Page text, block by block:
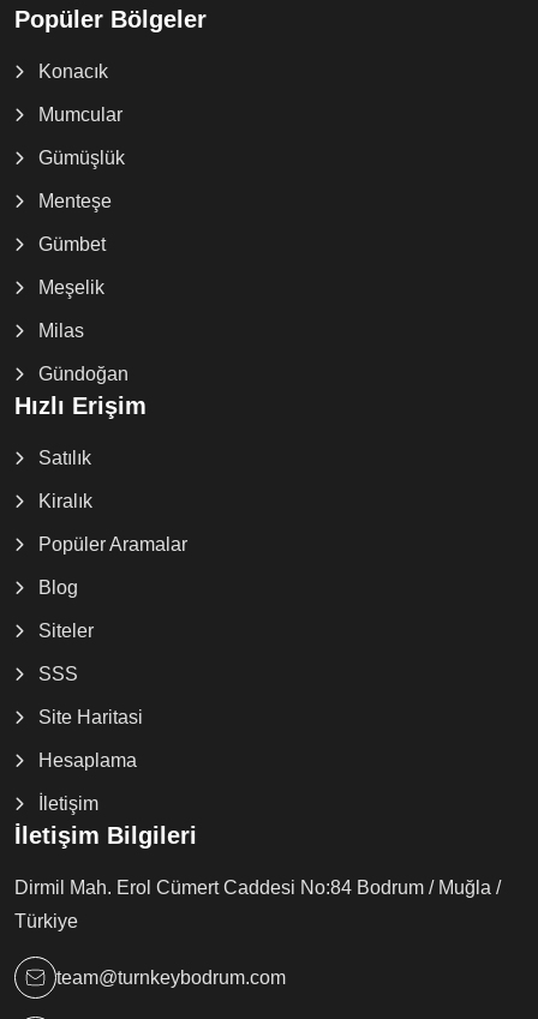
Popüler Bölgeler
Konacık
Mumcular
Gümüşlük
Menteşe
Gümbet
Meşelik
Milas
Gündoğan
Hızlı Erişim
Satılık
Kiralık
Popüler Aramalar
Blog
Siteler
SSS
Site Haritasi
Hesaplama
İletişim
İletişim Bilgileri
Dirmil Mah. Erol Cümert Caddesi No:84 Bodrum / Muğla /
Türkiye
team@turnkeybodrum.com